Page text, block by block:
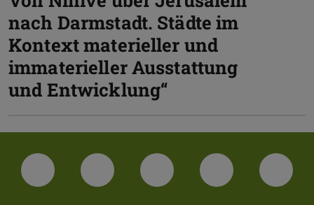
nach Darmstadt. Städte im
Kontext materieller und
immaterieller Ausstattung
und Entwicklung“
Facebook Instagram TikTok Bluesky